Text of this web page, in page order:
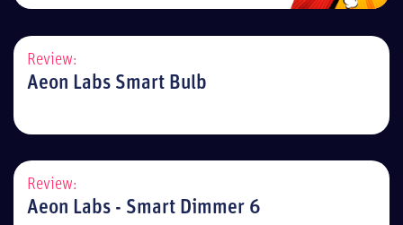
Review:
Aeon Labs Smart Bulb
Review:
Aeon Labs - Smart Dimmer 6